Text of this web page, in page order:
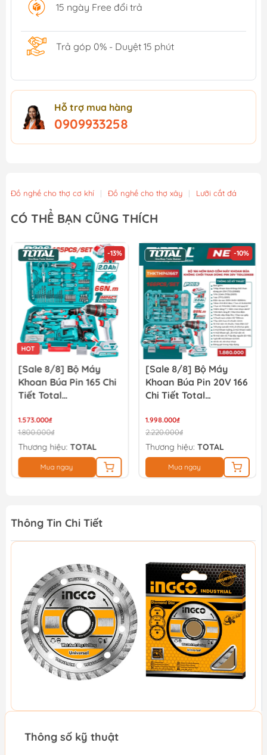
15 ngày Free đổi trả
Trả góp 0% - Duyệt 15 phút
Hỗ trợ mua hàng
0909933258
Đồ nghề cho thợ cơ khí | Đồ nghề cho thợ xây | Lưỡi cắt đá
CÓ THỂ BẠN CŨNG THÍCH
-13%
HOT
[Sale 8/8] Bộ Máy
Khoan Búa Pin 165 Chi
Tiết Total
1.573.000₫
1.800.000₫
Thương hiệu: TOTAL
Mua ngay
-10%
[Sale 8/8] Bộ Máy
Khoan Búa Pin 20V 166
Chi Tiết Total
THKTHP41667
1.998.000₫
2.220.000₫
Thương hiệu: TOTAL
Mua ngay
Thông Tin Chi Tiết
Thông số kỹ thuật